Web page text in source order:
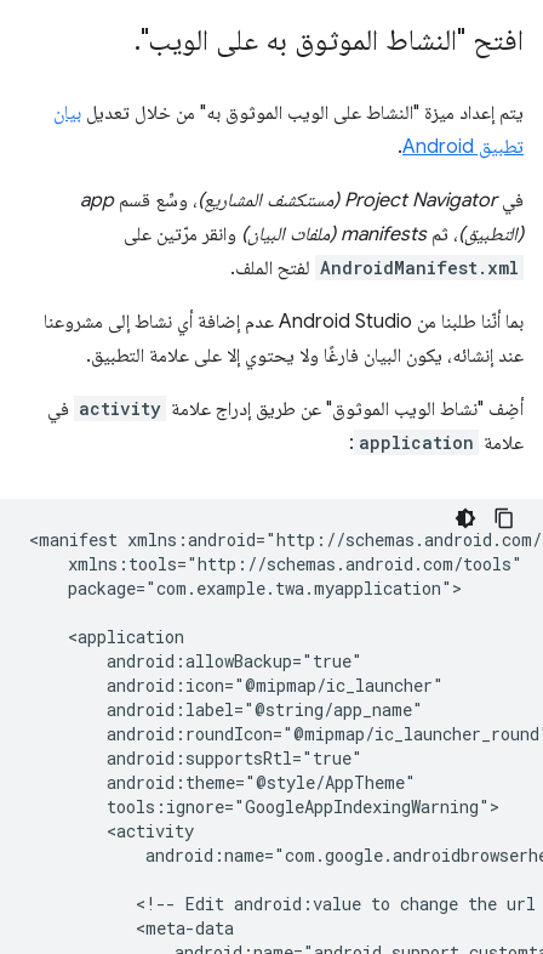
افتح "النشاط الموثوق به على الويب".
يتم إعداد ميزة "النشاط على الويب الموثوق به" من خلال تعديل بيان
تطبيق Android
.
فيProject Navigator (مستكشف المشاريع) ، وسِّع قسمapp
(التطبيق)، ثمmanifests (ملفات البيان) وانقر مرّتين على
AndroidManifest.xml لفتح الملف.
بما أنّنا طلبنا من Android Studio عدم إضافة أي نشاط إلى مشروعنا
عند إنشائه، يكون البيان فارغًا ولا يحتوي إلا على علامة التطبيق.
أضِف "نشاط الويب الموثوق" عن طريق إدراج علامة activity في
علامة application
:
<manifest
package="com.example.twa.myapplication">
<!-- Edit android:value to change the url